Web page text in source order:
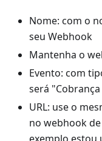
Nome: com o
seu Webhook
Mantenha o
Evento: com
será
URL: use o
no webhook
exemplo estou